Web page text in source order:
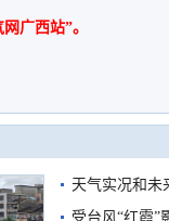
广西站”。
天气实况和未
受台风“红霞”